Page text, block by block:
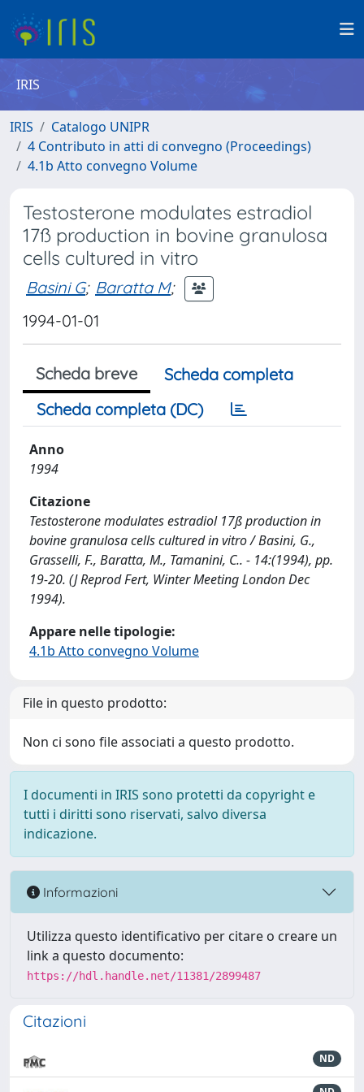
IRIS
IRIS
Catalogo UNIPR
4 Contributo in atti di convegno (Proceedings)
4.1b Atto convegno Volume
Testosterone modulates estradiol
17ß production in bovine granulosa
cells cultured in vitro
Basini G; Baratta M;
1994-01-01
Scheda breve
Scheda completa
Scheda completa (DC)
Anno
1994
Citazione
Testosterone modulates estradiol 17ß production in
bovine granulosa cells cultured in vitro / Basini, G.,
Grasselli, F., Baratta, M., Tamanini, C.. - 14:(1994), pp.
19-20. (J Reprod Fert, Winter Meeting London Dec
1994).
Appare nelle tipologie:
4.1b Atto convegno Volume
File in questo prodotto:
Non ci sono file associati a questo prodotto.
I documenti in IRIS sono protetti da copyright e
tutti i diritti sono riservati, salvo diversa
indicazione.
Informazioni
Utilizza questo identificativo per citare o creare un
link a questo documento:
https://hdl.handle.net/11381/2899487
Citazioni
ND